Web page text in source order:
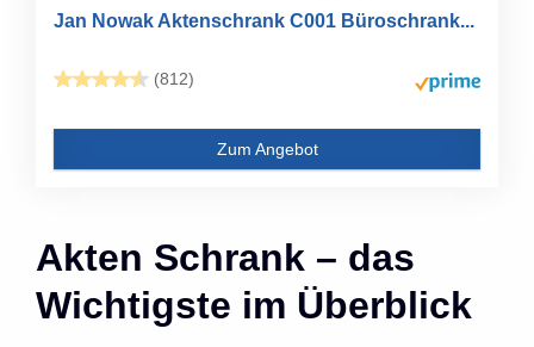
Jan Nowak Aktenschrank C001 Büroschrank...
(812)
Zum Angebot
Akten Schrank – das
Wichtigste im Überblick